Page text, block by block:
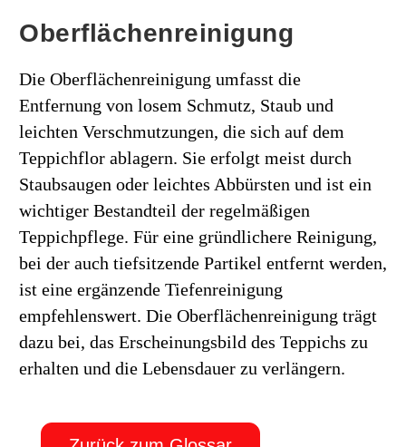
Oberflächenreinigung
Die Oberflächenreinigung umfasst die
Entfernung von losem Schmutz, Staub und
leichten Verschmutzungen, die sich auf dem
Teppichflor ablagern. Sie erfolgt meist durch
Staubsaugen oder leichtes Abbürsten und ist ein
wichtiger Bestandteil der regelmäßigen
Teppichpflege. Für eine gründlichere Reinigung,
bei der auch tiefsitzende Partikel entfernt werden,
ist eine ergänzende Tiefenreinigung
empfehlenswert. Die Oberflächenreinigung trägt
dazu bei, das Erscheinungsbild des Teppichs zu
erhalten und die Lebensdauer zu verlängern.